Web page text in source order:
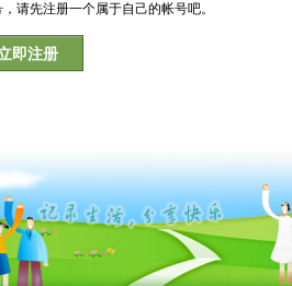
请先注册一个属于自己的帐号吧。
即注册